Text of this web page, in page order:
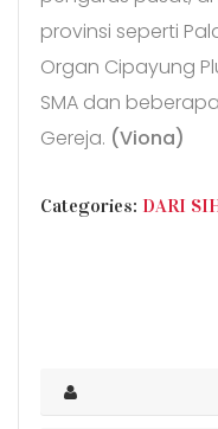
provinsi seperti
Organ Cipayung
SMA dan
Gereja. (Viona)
CATEGORIES
Categories: DARI